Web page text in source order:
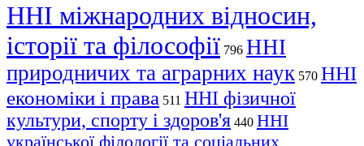
ННІ міжнародних відносин,
історії та філософії 796 ННІ
природничих та аграрних наук 570 ННІ
економіки і права 511 ННІ фізичної
культури, спорту і здоров'я 440 ННІ
української філології та соціальних